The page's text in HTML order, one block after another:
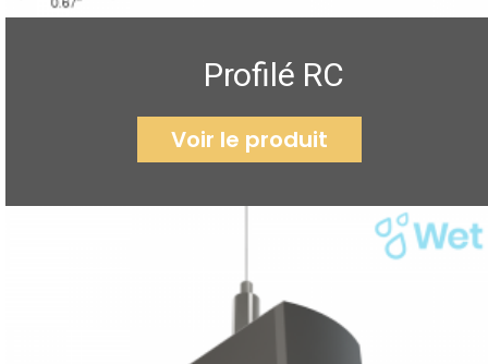
Profilé RC
Voir le produit